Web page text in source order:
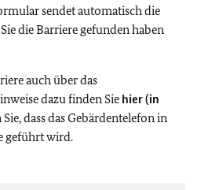
sendet automatisch die
die Barriere gefunden haben
auch über das
dazu finden Sie hier (in
dass das Gebärdentelefon in
geführt wird.